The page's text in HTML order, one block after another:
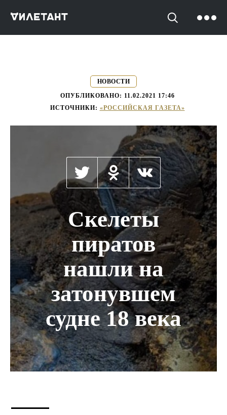
НОВОСТИ
ОПУБЛИКОВАНО: 11.02.2021 17:46
ИСТОЧНИКИ: «РОССИЙСКАЯ ГАЗЕТА»
Скелеты
пиратов
нашли на
затонувшем
судне 18 века